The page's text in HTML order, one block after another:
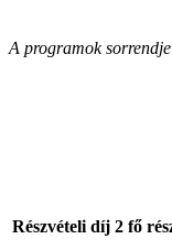
A programok
Részvételi díj 2 fő